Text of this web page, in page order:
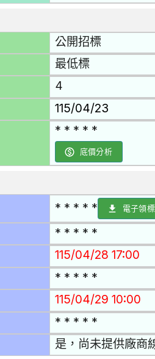
公開招標
最低標
4
115/04/23
* * * * *
底價分析
* * * * * 電子領標
* * * * *
115/04/28 17:00
* * * * *
115/04/29 10:00
* * * * *
是，尚未提供廠商